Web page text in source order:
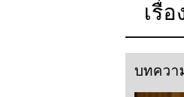
เรื่
บทควา